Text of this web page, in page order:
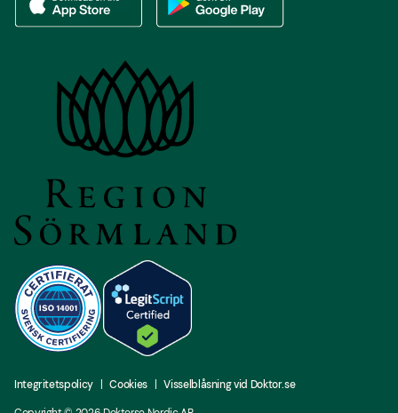
Integritetspolicy Cookies
Visselblåsning vid Doktor.se